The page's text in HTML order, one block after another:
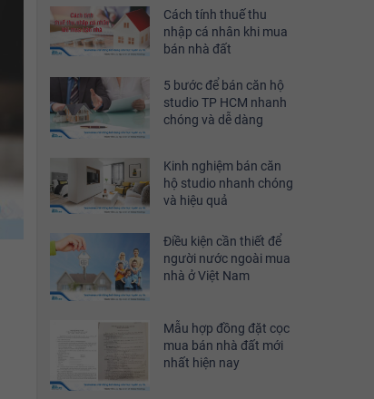
Cách tính thuế thu
nhập cá nhân khi mua
bán nhà đất
5 bước để bán căn hộ
studio TP HCM nhanh
chóng và dễ dàng
Kinh nghiệm bán căn
hộ studio nhanh chóng
và hiệu quả
Điều kiện cần thiết để
người nước ngoài mua
nhà ở Việt Nam
Mẫu hợp đồng đặt cọc
mua bán nhà đất mới
nhất hiện nay